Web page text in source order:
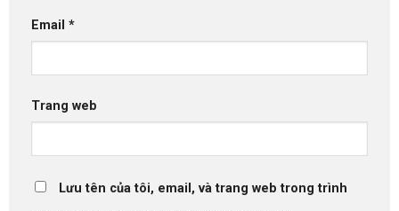
Email *
Trang web
Lưu tên của tôi, email, và trang web trong trình